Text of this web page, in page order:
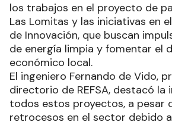
los trabajos en el proyecto de
Las Lomitas y las iniciativas en
de Innovación, que buscan
de energía limpia y fomentar el
económico local.
El ingeniero Fernando de Vido,
directorio de REFSA, destacó
todos estos proyectos, a pesar
retrocesos en el sector debido